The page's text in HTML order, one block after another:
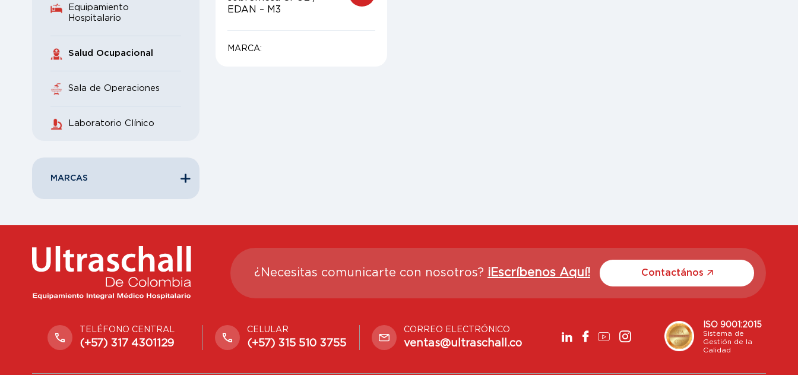
Equipamiento
Hospitalario
Salud Ocupacional
Sala de Operaciones
Laboratorio Clínico
MARCAS
EDAN – M3
MARCA:
¿Necesitas comunicarte con nosotros? ¡Escríbenos Aquí! Contactános
TELÉFONO CENTRAL
(+57) 317 4301129
CELULAR
(+57) 315 510 3755
CORREO ELECTRÓNICO
ventas@ultraschall.co
ISO 9001:2015
Sistema de
Gestión de la
Calidad